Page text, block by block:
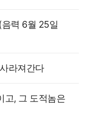
력 6월 25일
라져간다
고, 그 도적놈은